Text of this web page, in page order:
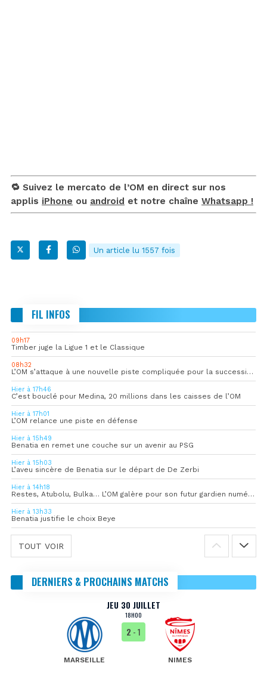
🔁 Suivez le mercato de l’OM en direct sur nos
applis iPhone ou android et notre chaîne Whatsapp !
Un article lu 1557 fois
FIL INFOS
09h17
Timber juge la Ligue 1 et le Classique
08h32
L’OM s’attaque à une nouvelle piste compliquée pour la succession de Rulli
Hier à 17h46
C’est bouclé pour Medina, 20 millions dans les caisses de l’OM
Hier à 17h01
L’OM relance une piste en défense
Hier à 15h49
Benatia en remet une couche sur un avenir au PSG
Hier à 15h03
L’aveu sincère de Benatia sur le départ de De Zerbi
Hier à 14h18
Restes, Atubolu, Bulka… L’OM galère pour son futur gardien numéro 1
Hier à 13h33
Benatia justifie le choix Beye
TOUT VOIR
DERNIERS & PROCHAINS MATCHS
JEU 30 JUILLET
18H00
MARSEILLE
2 - 1
NIMES